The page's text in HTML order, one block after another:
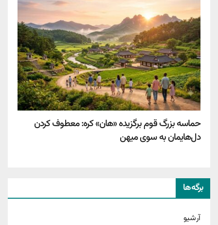
حماسه بزرگ قوم برگزیده «هان» کره: معطوف کردن
دل‌هایمان به سوی میهن
برگه‌ها
آرشیو